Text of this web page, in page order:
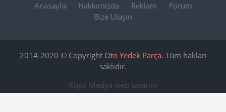
Anasayfa
Hakkımızda Reklam
Forum
Bize Ulaşın
2014-2020 © Copyright Oto Yedek Parça. Tüm hakları
saklıdır.
Kupa Medya web tasarım